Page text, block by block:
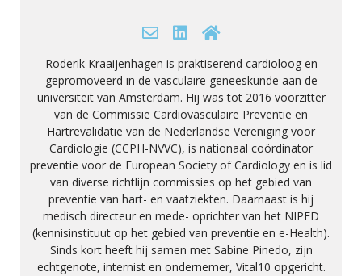
Roderik Kraaijenhagen is praktiserend cardioloog en
gepromoveerd in de vasculaire geneeskunde aan de
universiteit van Amsterdam. Hij was tot 2016 voorzitter
van de Commissie Cardiovasculaire Preventie en
Hartrevalidatie van de Nederlandse Vereniging voor
Cardiologie (CCPH-NVVC), is nationaal coördinator
preventie voor de European Society of Cardiology en is lid
van diverse richtlijn commissies op het gebied van
preventie van hart- en vaatziekten. Daarnaast is hij
medisch directeur en mede- oprichter van het NIPED
(kennisinstituut op het gebied van preventie en e-Health).
Sinds kort heeft hij samen met Sabine Pinedo, zijn
echtgenote, internist en ondernemer, Vital10 opgericht.